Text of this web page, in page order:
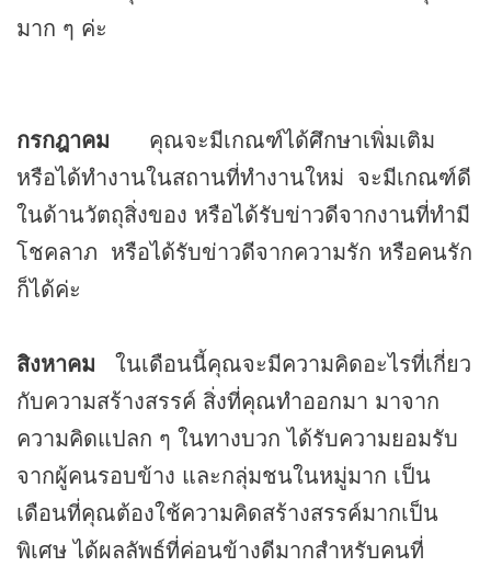
มาก ๆ ค่ะ
กรกฎาคม คุณจะมีเกณฑ์ได้ศึกษาเพิ่มเติม
หรือได้ทำงานในสถานที่ทำงานใหม่ จะมีเกณฑ์ดี
ในด้านวัตถุสิ่งของ หรือได้รับข่าวดีจากงานที่ทำมี
โชคลาภ หรือได้รับข่าวดีจากความรัก หรือคนรัก
ก็ได้ค่ะ
สิงหาคม ในเดือนนี้คุณจะมีความคิดอะไรที่เกี่ยว
กับความสร้างสรรค์ สิ่งที่คุณทำออกมา มาจาก
ความคิดแปลก ๆ ในทางบวก ได้รับความยอมรับ
จากผู้คนรอบข้าง และกลุ่มชนในหมู่มาก เป็น
เดือนที่คุณต้องใช้ความคิดสร้างสรรค์มากเป็น
พิเศษ ได้ผลลัพธ์ที่ค่อนข้างดีมากสำหรับคนที่